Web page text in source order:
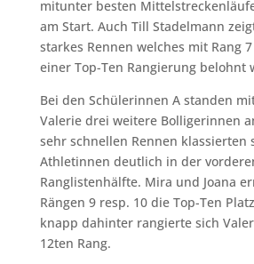
mitunter besten
am Start. Auch Till Stadelmann
starkes Rennen welches mit Rang
einer Top-Ten Rangierung belohnt
Bei den Schülerinnen A standen
Valerie drei weitere Bolligerinnen
sehr schnellen Rennen klassierten
Athletinnen deutlich in der
Ranglistenhälfte. Mira und Joana
Rängen 9 resp. 10 die Top-Ten
knapp dahinter rangierte sich
12ten Rang.